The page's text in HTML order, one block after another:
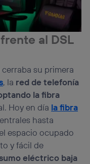
al DSL
su primera
, la red de telefonía
la fibra
Hoy en día la fibra
hasta
espacio ocupado
y fácil de
eléctrico baja